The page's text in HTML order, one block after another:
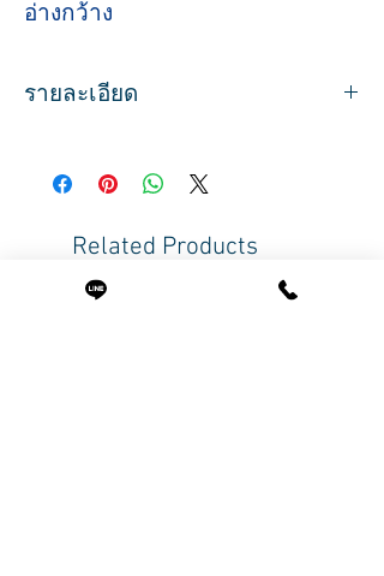
อ่างกว้าง
รายละเอียด
เบาะหนา บุฟองน้ำอย่างดี
แขนจับแบบโค้งดีไซน์เก๋ หุ้มหนัง
สะอาดง่าย
พร้อมที่วางเท้า 2 ระดับ สามารถวางพักขาได้
หรือนอนยืดขาได้
Related Products